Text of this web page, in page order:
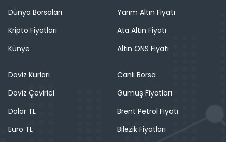
Dünya Borsaları
Kripto Fiyatları
Künye
Yarım Altın Fiyatı
Ata Altın Fiyatı
Altın ONS Fiyatı
Döviz Kurları
Döviz Çevirici
Dolar TL
Euro TL
Canlı Borsa
Gümüş Fiyatları
Brent Petrol Fiyatı
Bilezik Fiyatları